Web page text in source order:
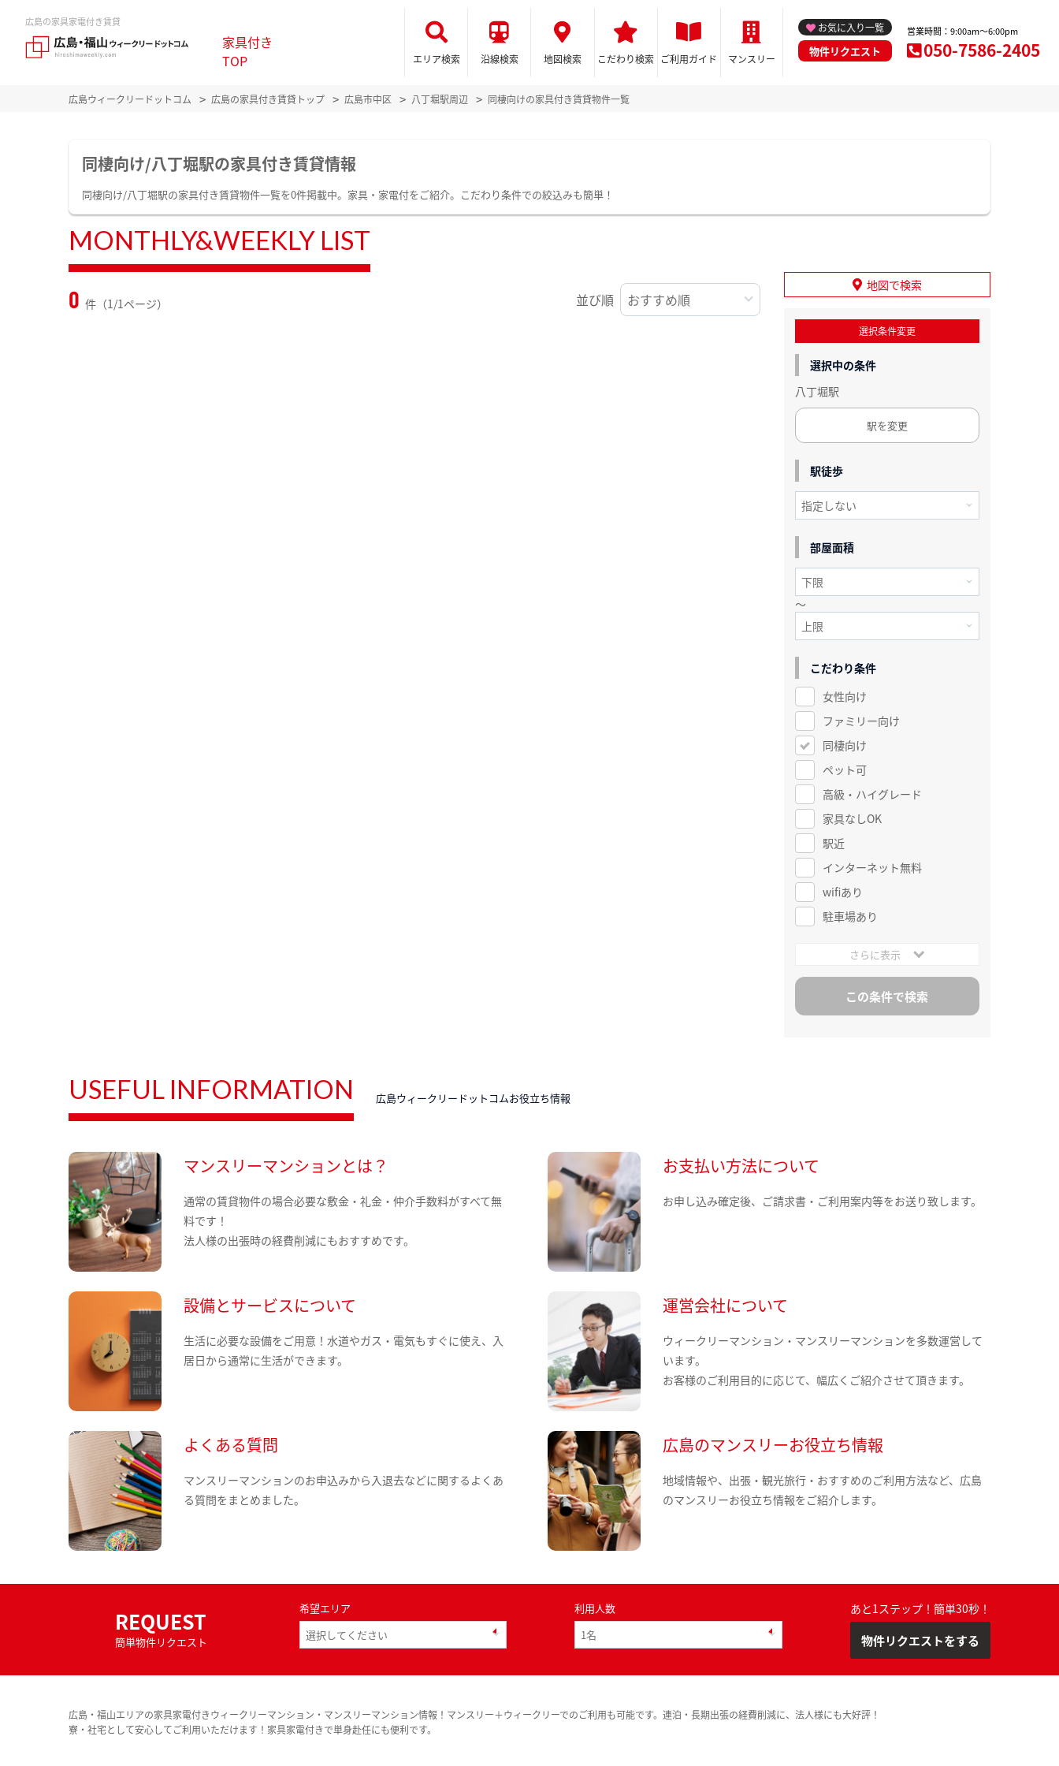
広島の家具家電付き賃貸
家具付き
TOP
エリア検索 沿線検索 地図検索 こだわり検索 ご利用ガイド マンスリー
お気に入り一覧
物件リクエスト
営業時間：9:00am～6:00pm
050-7586-2405
広島ウィークリードットコム 広島の家具付き賃貸トップ 広島市中区 八丁堀駅周辺 同棲向けの家具付き賃貸物件一覧
同棲向け/八丁堀駅の家具付き賃貸情報
同棲向け/八丁堀駅の家具付き賃貸物件一覧を0件掲載中。家具・家電付をご紹介。こだわり条件での絞込みも簡単！
MONTHLY&WEEKLY LIST
0 件（1/1ページ） 並び順
地図で検索
選択条件変更
選択中の条件
八丁堀駅
駅を変更
駅徒歩
部屋面積
～
こだわり条件
女性向け
ファミリー向け
同棲向け
ペット可
高級・ハイグレード
家具なしOK
駅近
インターネット無料
wifiあり
駐車場あり
さらに表示
USEFUL INFORMATION 広島ウィークリードットコムお役立ち情報
マンスリーマンションとは？
通常の賃貸物件の場合必要な敷金・礼金・仲介手数料がすべて無
料です！
法人様の出張時の経費削減にもおすすめです。
お支払い方法について
お申し込み確定後、ご請求書・ご利用案内等をお送り致します。
設備とサービスについて
生活に必要な設備をご用意！水道やガス・電気もすぐに使え、入
居日から通常に生活ができます。
運営会社について
ウィークリーマンション・マンスリーマンションを多数運営して
います。
お客様のご利用目的に応じて、幅広くご紹介させて頂きます。
よくある質問
マンスリーマンションのお申込みから入退去などに関するよくあ
る質問をまとめました。
広島のマンスリーお役立ち情報
地域情報や、出張・観光旅行・おすすめのご利用方法など、広島
のマンスリーお役立ち情報をご紹介します。
REQUEST
簡単物件リクエスト
希望エリア 利用人数 あと1ステップ！簡単30秒！
物件リクエストをする
広島・福山エリアの家具家電付きウィークリーマンション・マンスリーマンション情報！マンスリー＋ウィークリーでのご利用も可能です。連泊・長期出張の経費削減に、法人様にも大好評！
寮・社宅として安心してご利用いただけます！家具家電付きで単身赴任にも便利です。